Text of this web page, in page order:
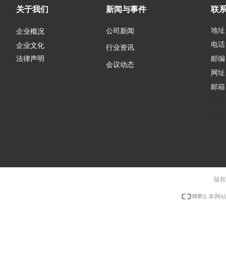
新闻与事件 联
地
电
邮
网
邮
关于我们
企业概况
企业文化
公司新闻
行业资讯
会议动态
法律声明
版
本网